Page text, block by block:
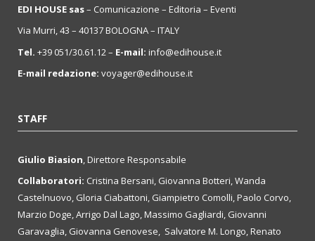
EDI HOUSE sas– Comunicazione – Editoria – Eventi
Via Murri, 43 – 40137 BOLOGNA – ITALY
Tel. +39 051/30.61.12 – E-mail: info@edihouse.it
E-mail redazione: voyager@edihouse.it
STAFF
Giulio Biasion, Direttore Responsabile
Collaboratori: Cristina Bersani, Giovanna Botteri, Wanda
Castelnuovo, Gloria Ciabattoni, Giampietro Comolli, Paolo Corvo,
Marzio Doge, Arrigo Dal Lago, Massimo Gagliardi, Giovanni
Garavaglia, Giovanna Genovese, Salvatore M. Longo, Renato